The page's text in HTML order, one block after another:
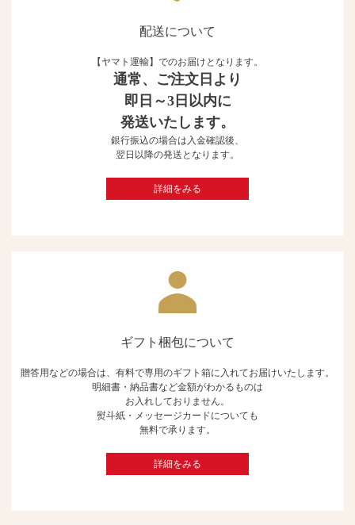
配送について
【ヤマト運輸】でのお届けとなります。
通常、ご注文日より
即日～3日以内に
発送いたします。
銀行振込の場合は入金確認後、
翌日以降の発送となります。
詳細をみる
ギフト梱包について
贈答用などの場合は、有料で専用のギフト箱に入れてお届けいたします。
明細書・納品書など金額がわかるものは
お入れしておりません。
熨斗紙・メッセージカードについても
無料で承ります。
詳細をみる